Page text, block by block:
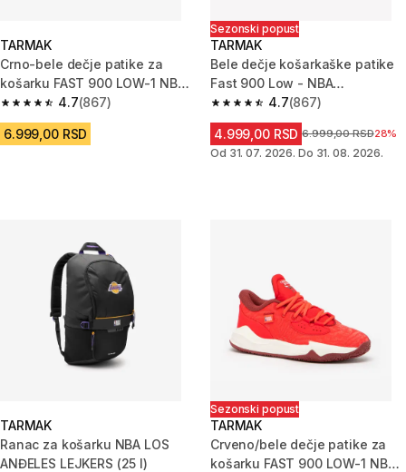
TARMAK
Crno-bele dečje patike za
košarku FAST 900 LOW-1 NBA
SPURS
4.7
4.7 od 5 zvezdica from 867 Recenzije
(867)
6.999,00 RSD
Sezonski popust
TARMAK
Bele dečje košarkaške patike
Fast 900 Low - NBA
Washington Wizards
4.7
4.7 od 5 zvezdica from 867
(867)
4.999,00 RSD Cena pre sniženja
6.999,00 RSD28%
Od 31. 07. 2026. Do 31. 08. 2026.
TARMAK
Ranac za košarku NBA LOS
ANĐELES LEJKERS (25 l)
Sezonski popust
TARMAK
Crveno/bele dečje patike za
košarku FAST 900 LOW-1 NBA